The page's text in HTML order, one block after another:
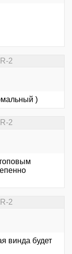
2
)
2
2
винда будет